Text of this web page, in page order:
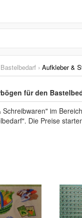
Bastelbedarf › Aufkleber &
für den
im
Die Preise